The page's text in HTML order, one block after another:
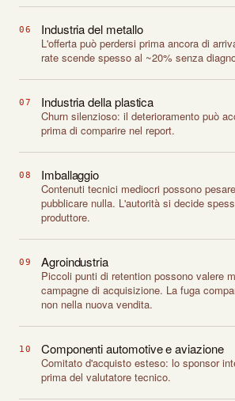
06 Industria del metallo
L'offerta può perdersi prima ancora di
rate scende spesso al ~20% senza
07 Industria della plastica
Churn silenzioso: il deterioramento può
prima di comparire nel report.
08 Imballaggio
Contenuti tecnici mediocri possono
pubblicare nulla. L'autorità si decide
produttore.
09 Agroindustria
Piccoli punti di retention possono valere
campagne di acquisizione. La fuga
non nella nuova vendita.
10 Componenti automotive e aviazione
Comitato d'acquisto esteso: lo sponsor
prima del valutatore tecnico.